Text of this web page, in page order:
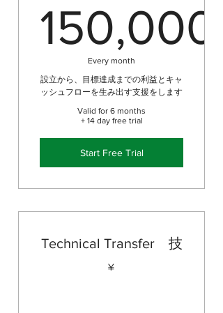
150,000
Every month
設立から、目標達成までの利益とキャ
ッシュフローを生み出す支援をします
Valid for 6 months
+ 14 day free trial
Start Free Trial
Technical Transfer 技
¥